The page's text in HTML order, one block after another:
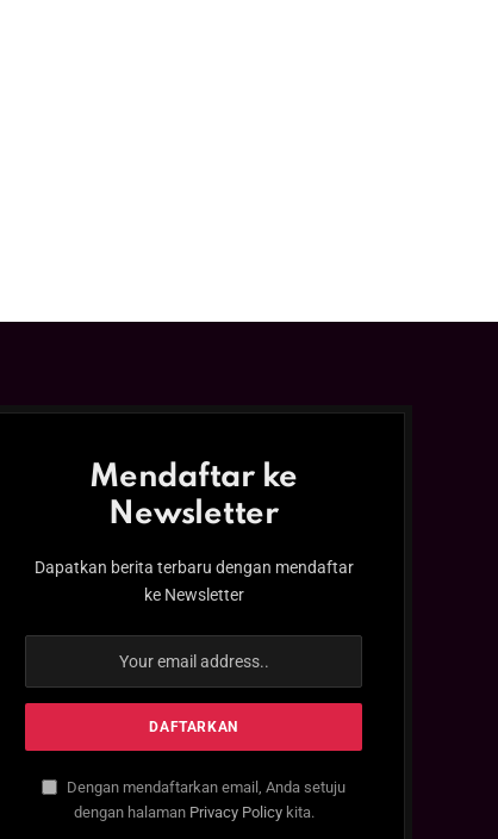
Mendaftar ke
Newsletter
Dapatkan berita terbaru dengan mendaftar
ke Newsletter
Dengan mendaftarkan email, Anda setuju
dengan halaman Privacy Policykita.